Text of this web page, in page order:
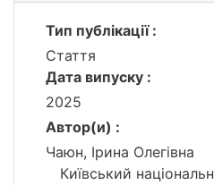
Тип публікації :
Стаття
Дата випуску :
2025
Автор(и) :
Чаюн, Ірина Олегівна
Київський